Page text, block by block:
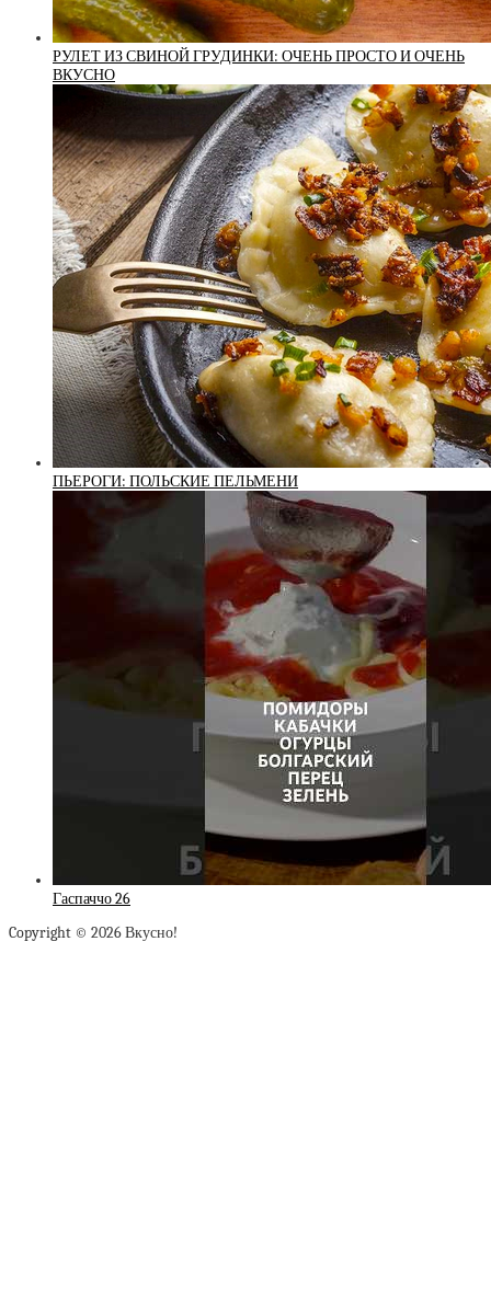
РУЛЕТ ИЗ СВИНОЙ ГРУДИНКИ: ОЧЕНЬ ПРОСТО И ОЧЕНЬ
ВКУСНО
ПЬЕРОГИ: ПОЛЬСКИЕ ПЕЛЬМЕНИ
Гаспаччо 26
Copyright © 2026 Вкусно!